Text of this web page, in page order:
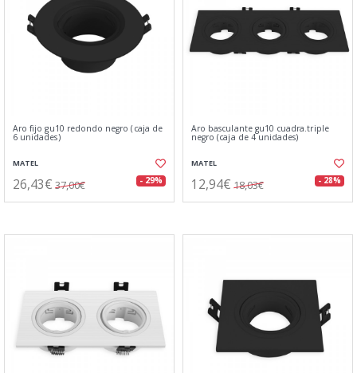
Aro fijo gu10 redondo negro (caja de
6 unidades)
MATEL
26,43€ 37,00€ - 29%
Aro basculante gu10 cuadra.triple
negro (caja de 4 unidades)
MATEL
12,94€ 18,03€ - 28%